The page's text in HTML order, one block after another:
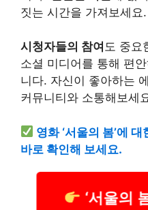
짓는 시간을 가져보세요.
시청자들의 참여 도 중요
소셜 미디어를 통해 편
니다. 자신이 좋아하는
커뮤니티와 소통해보세
영화 ‘서울의 봄’에
바로 확인해 보세요.
‘서울의